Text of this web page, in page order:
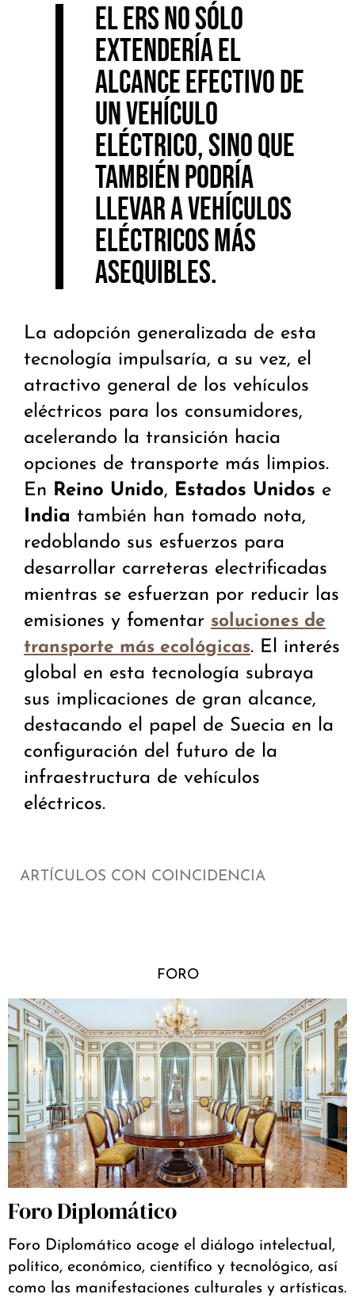
El ERS no sólo
extendería el
alcance efectivo de
un vehículo
eléctrico, sino que
también podría
llevar a vehículos
eléctricos más
asequibles.
La adopción generalizada de esta
tecnología impulsaría, a su vez, el
atractivo general de los vehículos
eléctricos para los consumidores,
acelerando la transición hacia
opciones de transporte más limpios.
En Reino Unido, Estados Unidos e
India también han tomado nota,
redoblando sus esfuerzos para
desarrollar carreteras electrificadas
mientras se esfuerzan por reducir las
emisiones y fomentar soluciones de
transporte más ecológicas. El interés
global en esta tecnología subraya
sus implicaciones de gran alcance,
destacando el papel de Suecia en la
configuración del futuro de la
infraestructura de vehículos
eléctricos.
ARTÍCULOS CON COINCIDENCIA
FORO
Foro Diplomático
Foro Diplomático acoge el diálogo intelectual,
político, económico, científico y tecnológico, así
como las manifestaciones culturales y artísticas.